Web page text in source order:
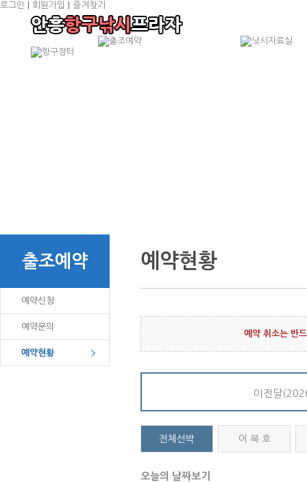
로그인 회원가입 즐겨찾기
출조예약
예약신청
예약문의
예약현황
예약현황
예약 취소는 반
이전달
전체선박 어 복 호
오늘의 날짜보기